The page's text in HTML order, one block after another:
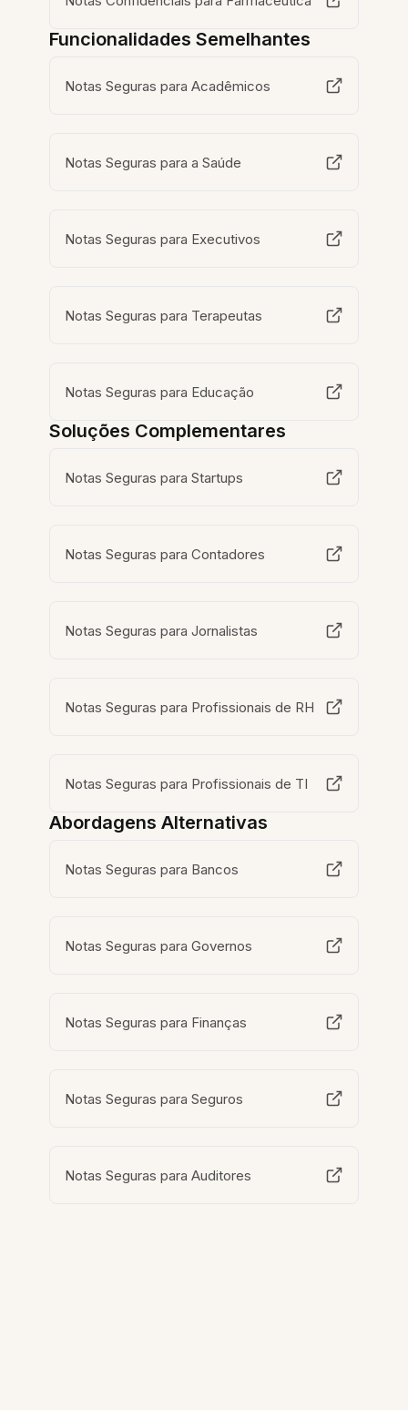
Funcionalidades Semelhantes
Notas Seguras para Acadêmicos
Notas Seguras para a Saúde
Notas Seguras para Executivos
Notas Seguras para Terapeutas
Notas Seguras para Educação
Soluções Complementares
Notas Seguras para Startups
Notas Seguras para Contadores
Notas Seguras para Jornalistas
Notas Seguras para Profissionais de RH
Notas Seguras para Profissionais de TI
Abordagens Alternativas
Notas Seguras para Bancos
Notas Seguras para Governos
Notas Seguras para Finanças
Notas Seguras para Seguros
Notas Seguras para Auditores